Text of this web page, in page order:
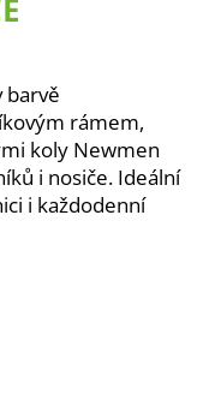
barvě
rámem,
koly Newmen
i nosiče. Ideální
i každodenní